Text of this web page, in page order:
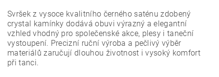
Svršek z vysoce kvalitního černého saténu zdobený
crystal kamínky dodává obuvi výrazný a elegantní
vzhled vhodný pro společenské akce, plesy i taneční
vystoupení. Precizní ruční výroba a pečlivý výběr
materiálů zaručují dlouhou životnost i vysoký komfort
při tanci.